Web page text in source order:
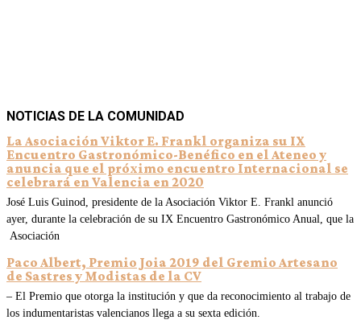
NOTICIAS DE LA COMUNIDAD
La Asociación Viktor E. Frankl organiza su IX
Encuentro Gastronómico-Benéfico en el Ateneo y
anuncia que el próximo encuentro Internacional se
celebrará en Valencia en 2020
José Luis Guinod, presidente de la Asociación Viktor E. Frankl anunció
ayer, durante la celebración de su IX Encuentro Gastronómico Anual, que la
Asociación
Paco Albert, Premio Joia 2019 del Gremio Artesano
de Sastres y Modistas de la CV
– El Premio que otorga la institución y que da reconocimiento al trabajo de
los indumentaristas valencianos llega a su sexta edición.